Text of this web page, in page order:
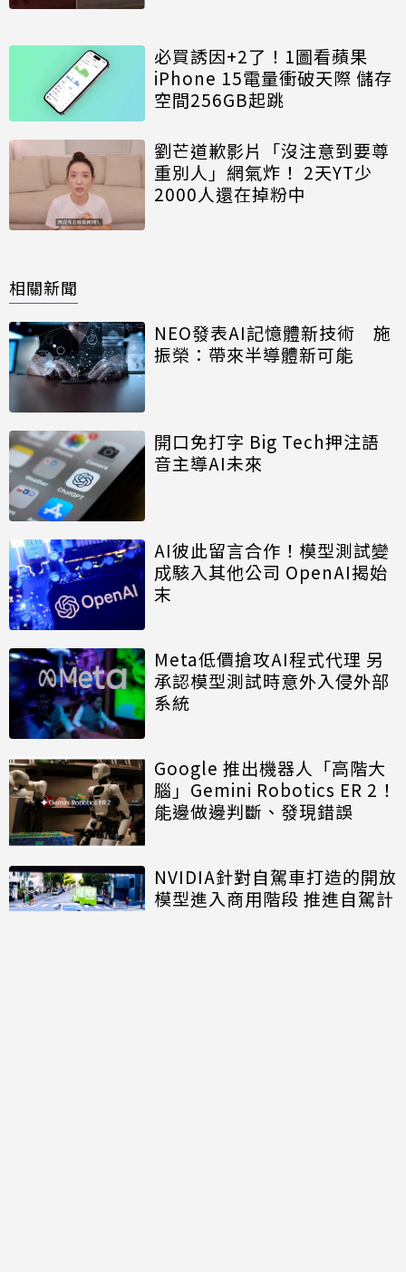
必買誘因+2了！1圖看蘋果
iPhone 15電量衝破天際 儲存
空間256GB起跳
劉芒道歉影片「沒注意到要尊
重別人」網氣炸！ 2天YT少
2000人還在掉粉中
相關新聞
NEO發表AI記憶體新技術 施
振榮：帶來半導體新可能
開口免打字 Big Tech押注語
音主導AI未來
AI彼此留言合作！模型測試變
成駭入其他公司 OpenAI揭始
末
Meta低價搶攻AI程式代理 另
承認模型測試時意外入侵外部
系統
Google 推出機器人「高階大
腦」Gemini Robotics ER 2！
能邊做邊判斷、發現錯誤
NVIDIA針對自駕車打造的開放
模型進入商用階段 推進自駕計